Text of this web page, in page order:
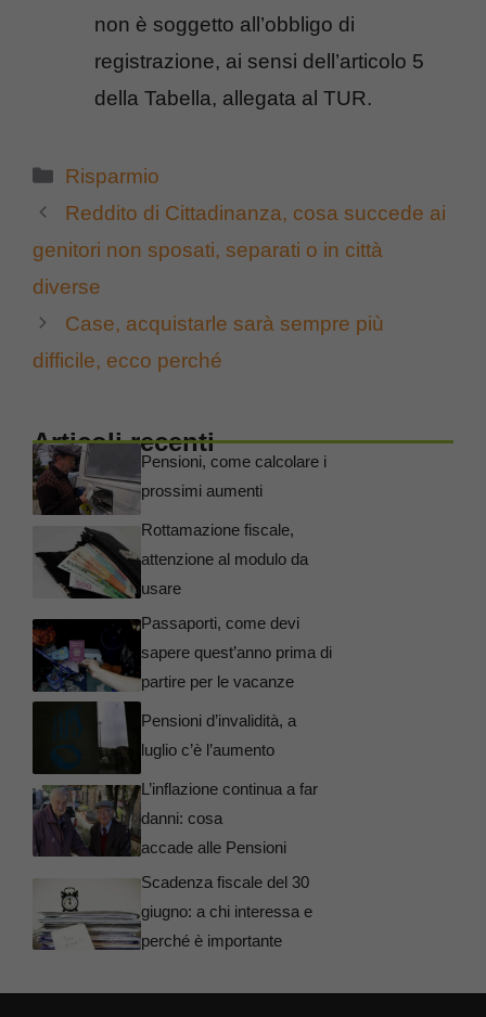
non è soggetto all’obbligo di
registrazione, ai sensi dell’articolo 5
della Tabella, allegata al TUR.
Categorie
Risparmio
Reddito di Cittadinanza, cosa succede ai
genitori non sposati, separati o in città
diverse
Case, acquistarle sarà sempre più
difficile, ecco perché
Articoli recenti
Pensioni, come calcolare i
prossimi aumenti
Rottamazione fiscale,
attenzione al modulo da
usare
Passaporti, come devi
sapere quest’anno prima di
partire per le vacanze
Pensioni d’invalidità, a
luglio c’è l’aumento
L’inflazione continua a far
danni: cosa
accade alle Pensioni
Scadenza fiscale del 30
giugno: a chi interessa e
perché è importante